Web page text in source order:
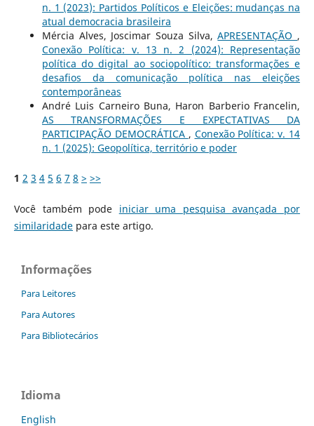
n. 1 (2023): Partidos Políticos e Eleições: mudanças na
atual democracia brasileira
Mércia Alves, Joscimar Souza Silva,APRESENTAÇÃO ,
Conexão Política: v. 13 n. 2 (2024): Representação
política do digital ao sociopolítico: transformações e
desafios da comunicação política nas eleições
contemporâneas
André Luis Carneiro Buna, Haron Barberio Francelin,
AS TRANSFORMAÇÕES E EXPECTATIVAS DA
PARTICIPAÇÃO DEMOCRÁTICA , Conexão Política: v. 14
n. 1 (2025): Geopolítica, território e poder
1 2 3 4 5 6 7 8 > >>
Você também pode iniciar uma pesquisa avançada por
similaridadepara este artigo.
Informações
Para Leitores
Para Autores
Para Bibliotecários
Idioma
English